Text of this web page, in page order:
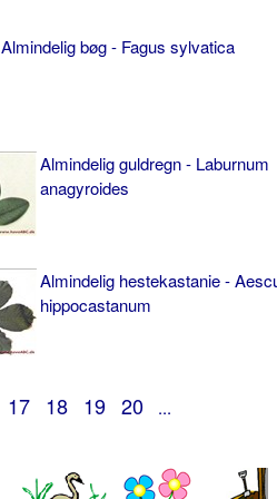
Almindelig bøg - Fagus sylvatica
Almindelig guldregn - Laburnum
anagyroides
Almindelig hestekastanie -
hippocastanum
17 18 19 20 ...